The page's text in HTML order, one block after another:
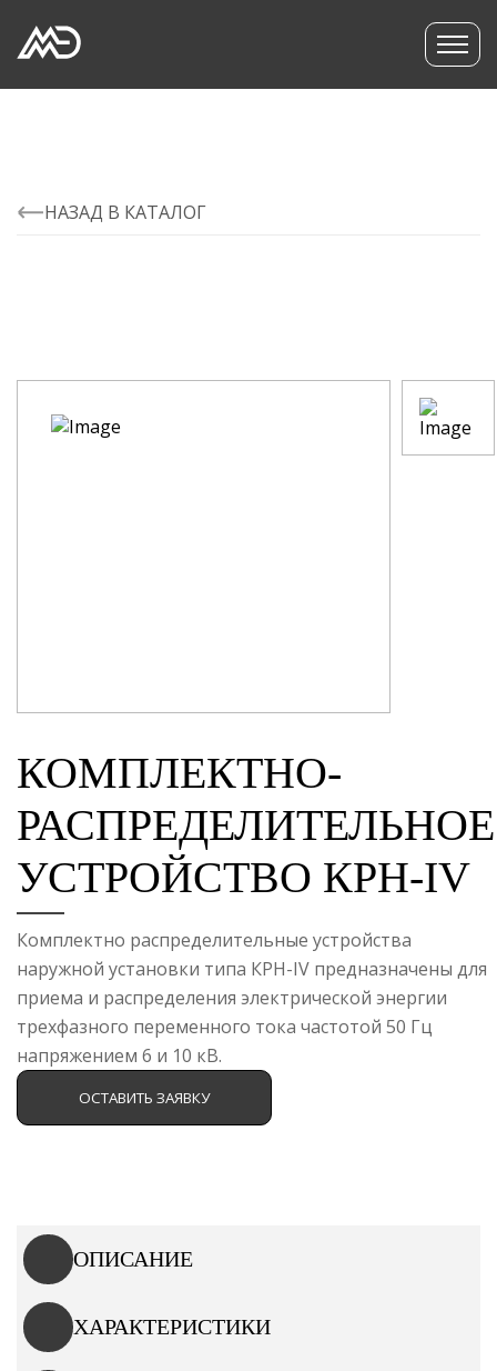
НАЗАД В КАТАЛОГ
КОМПЛЕКТНО-
РАСПРЕДЕЛИТЕЛЬНОЕ
УСТРОЙСТВО КРН-IV
Комплектно распределительные устройства
наружной установки типа КРН-IV предназначены для
приема и распределения электрической энергии
трехфазного переменного тока частотой 50 Гц
напряжением 6 и 10 кВ.
ОСТАВИТЬ ЗАЯВКУ
ОПИСАНИЕ
ХАРАКТЕРИСТИКИ